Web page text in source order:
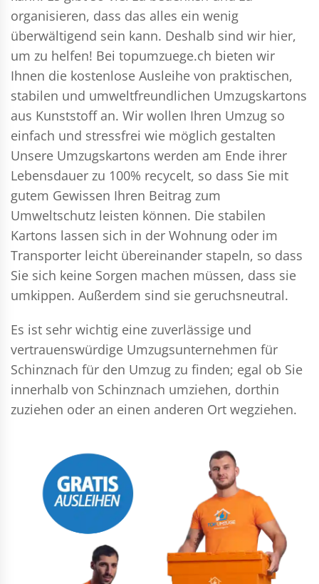
organisieren, dass das alles ein wenig
überwältigend sein kann. Deshalb sind wir hier,
um zu helfen! Bei topumzuege.ch bieten wir
Ihnen die kostenlose Ausleihe von praktischen,
stabilen und umweltfreundlichen Umzugskartons
aus Kunststoff an. Wir wollen Ihren Umzug so
einfach und stressfrei wie möglich gestalten
Unsere Umzugskartons werden am Ende ihrer
Lebensdauer zu 100% recycelt, so dass Sie mit
gutem Gewissen Ihren Beitrag zum
Umweltschutz leisten können. Die stabilen
Kartons lassen sich in der Wohnung oder im
Transporter leicht übereinander stapeln, so dass
Sie sich keine Sorgen machen müssen, dass sie
umkippen. Außerdem sind sie geruchsneutral.
Es ist sehr wichtig eine zuverlässige und
vertrauenswürdige Umzugsunternehmen für
Schinznach für den Umzug zu finden; egal ob Sie
innerhalb von Schinznach umziehen, dorthin
zuziehen oder an einen anderen Ort wegziehen.